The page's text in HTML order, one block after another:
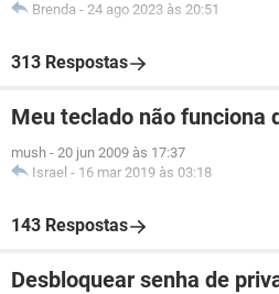
Brenda - 24 ago 2023 às 20:51
313 Respostas
Meu teclado não funciona
mush - 20 jun 2009 às 17:37
Israel - 16 mar 2019 às 03:18
143 Respostas
Desbloquear senha de